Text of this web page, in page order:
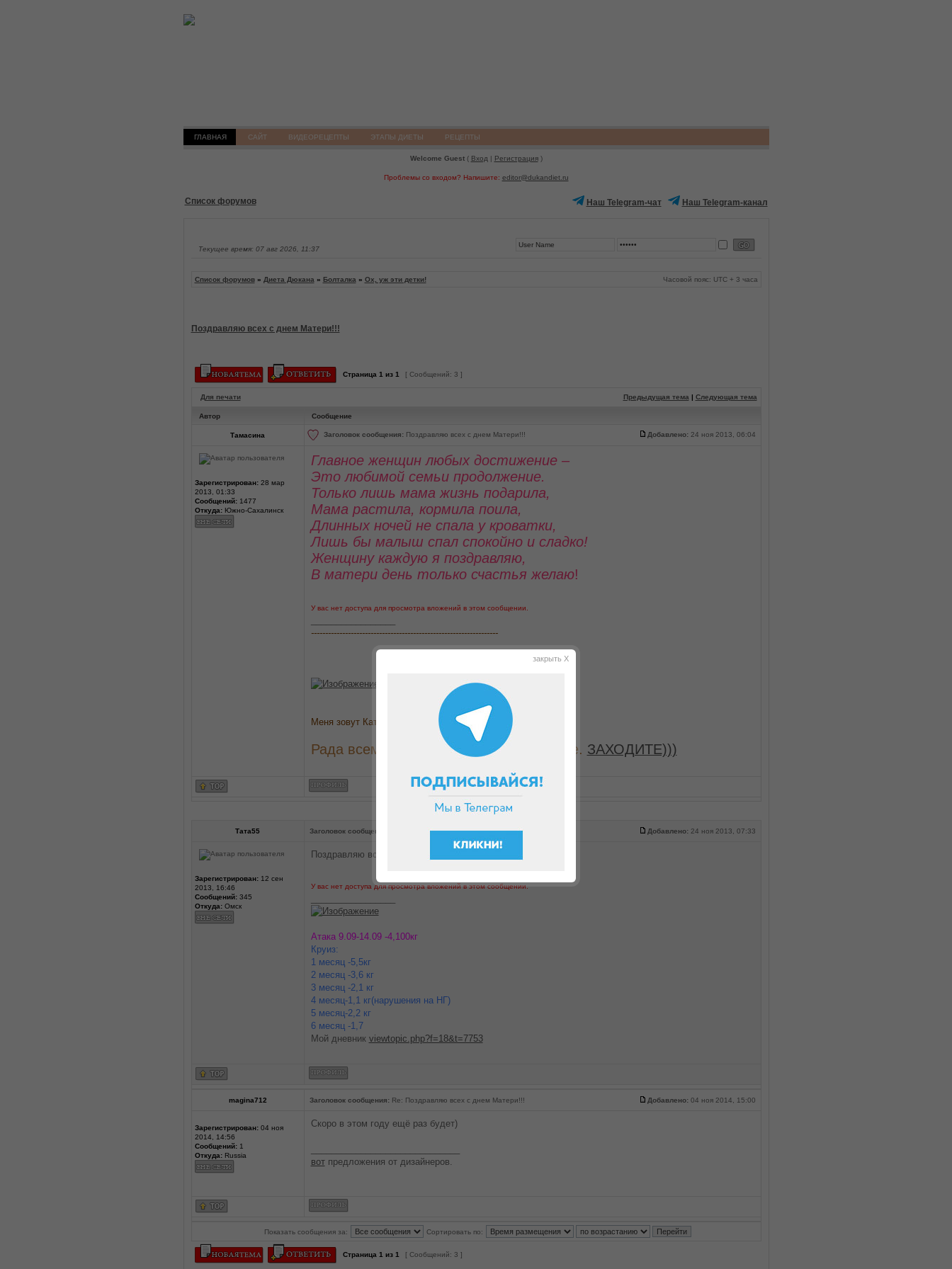
ГЛАВНАЯ САЙТ ВИДЕОРЕЦЕПТЫ ЭТАПЫ ДИЕТЫ РЕЦЕПТЫ
Welcome Guest( Вход | Регистрация)
Проблемы со входом? Напишите: editor@dukandiet.ru
Список форумов Наш Telegram-чат Наш Telegram-канал
Текущее время: 07 авг 2026, 11:37
Список форумов» Диета Дюкана » Болталка » Ох, уж эти детки! Часовой пояс: UTC + 3 часа
Поздравляю всех с днем Матери!!!
Страница 1 из 1 [ Сообщений: 3 ]
Для печати Предыдущая тема | Следующая тема
Автор Сообщение
Тамасина Заголовок сообщения:Поздравляю всех с днем Матери!!! Добавлено:24 ноя 2013, 06:04
Зарегистрирован:28 мар
2013, 01:33
Сообщений:1477
Откуда:Южно-Сахалинск
Главное женщин любых достижение –
Это любимой семьи продолжение.
Только лишь мама жизнь подарила,
Мама растила, кормила поила,
Длинных ночей не спала у кроватки,
Лишь бы малыш спал спокойно и сладко!
Женщину каждую я поздравляю,
В матери день только счастья желаю!
У вас нет доступа для просмотра вложений в этом сообщении.
------------------------------------------------------------------
Меня зовут Катерина
Рада всем гостям, советам и поддержке. ЗАХОДИТЕ)))
Тата55 Заголовок сообщения: Re: Поздравляю всех с днем Матери!!! Добавлено: 24 ноя 2013, 07:33
Зарегистрирован:12 сен
2013, 16:46
Сообщений:345
Откуда:Омск
Поздравляю всех женщин нашего замечательного форума!!!
У вас нет доступа для просмотра вложений в этом сообщении.
Атака 9.09-14.09 -4,100кг
Круиз:
1 месяц -5,5кг
2 месяц -3,6 кг
3 месяц -2,1 кг
4 месяц-1,1 кг(нарушения на НГ)
5 месяц-2,2 кг
6 месяц -1,7
Мой дневник viewtopic.php?f=18&t=7753
magina712 Заголовок сообщения:Re: Поздравляю всех с днем Матери!!! Добавлено:04 ноя 2014, 15:00
Зарегистрирован:04 ноя
2014, 14:56
Сообщений:1
Откуда:Russia
Скоро в этом году ещё раз будет)
вотпредложения от дизайнеров.
Показать сообщения за: Сортировать по:
Страница 1 из 1 [ Сообщений: 3 ]
закрыть X